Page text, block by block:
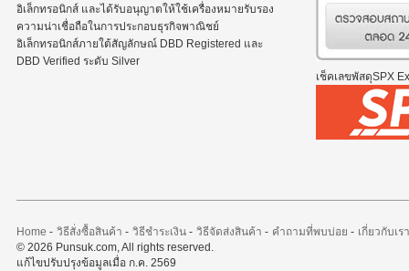
อิเล็กทรอนิกส์ และได้รับอนุญาตให้ใช้เครื่องหมายรับรอง
ความน่าเชื่อถือในการประกอบธุรกิจพาณิชย์
อิเล็กทรอนิกส์ภายใต้สัญลักษณ์ DBD Registered และ
DBD Verified ระดับ Silver
เช็คเลขพัสดุSPX
Home - วิธีสั่งซื้อสินค้า - วิธีชำระเงิน- วิธีจัดส่งสินค้า - คำถามที่พบบ่อย - เกี่ยวกับเรา
© 2026 Punsuk.com, All rights reserved.
แก้ไขปรับปรุงข้อมูลเมื่อ ก.ค. 2569